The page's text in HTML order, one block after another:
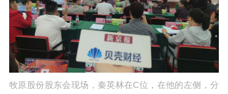
牧原股份股东会现场，秦英林在C位，在他的左侧，分